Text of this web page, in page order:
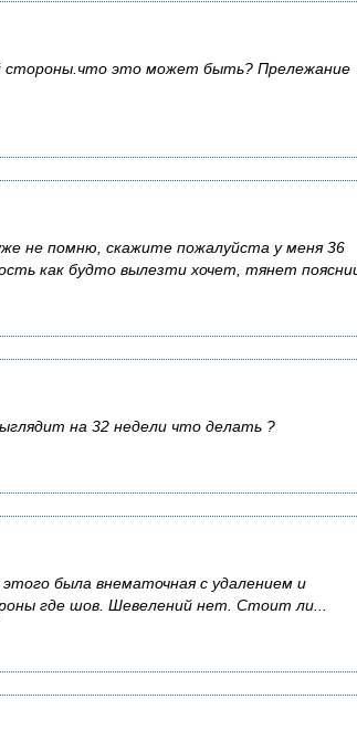
стороны.что это может быть? Прележание
не помню, скажите пожалуйста у меня 36
как будто вылезти хочет, тянет
на 32 недели что делать ?
была внематочная с удалением и
где шов. Шевелений нет. Стоит ли...